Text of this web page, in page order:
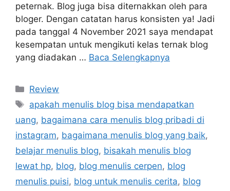
peternak. Blog juga bisa diternakkan oleh para
bloger. Dengan catatan harus konsisten ya! Jadi
pada tanggal 4 November 2021 saya mendapat
kesempatan untuk mengikuti kelas ternak blog
yang diadakan … Baca Selengkapnya
Kategori
Review
Tag
apakah menulis blog bisa mendapatkan
uang, bagaimana cara menulis blog pribadi di
instagram, bagaimana menulis blog yang baik,
belajar menulis blog, bisakah menulis blog
lewat hp, blog, blog menulis cerpen, blog
menulis puisi, blog untuk menulis cerita, blog